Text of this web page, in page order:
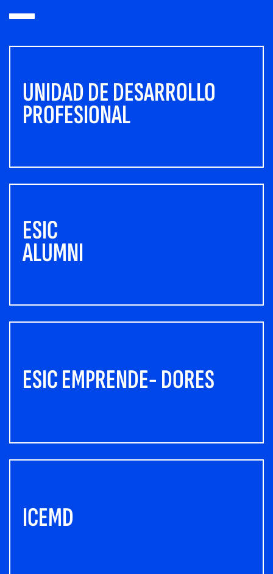
UNIDAD DE DESARROLLO
PROFESIONAL
ESIC
ALUMNI
ESIC EMPRENDE- DORES
ICEMD